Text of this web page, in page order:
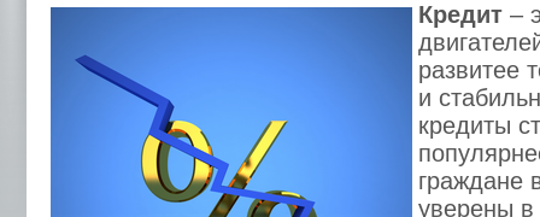
Кредит –
развитее
и
кредиты
граждане
уверены